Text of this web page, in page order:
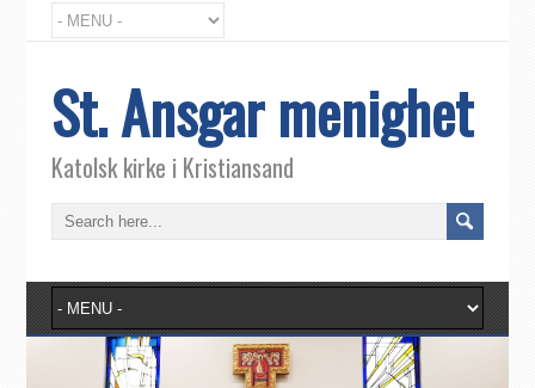
St. Ansgar menighet
Katolsk kirke i Kristiansand